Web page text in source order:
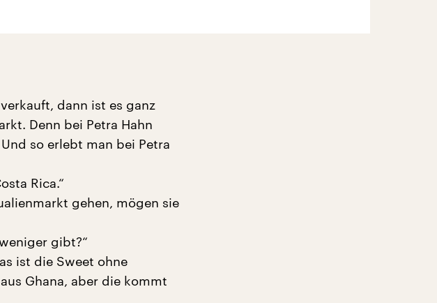
dann ist es ganz
Denn bei Petra Hahn
so erlebt man bei Petra
Rica.“
gehen, mögen sie
gibt?“
ist die Sweet ohne
Ghana, aber die kommt